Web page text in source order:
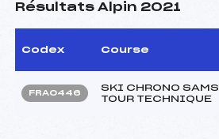
Résultats Alpin 2021
Codex Course
FRA0446
SKI CHRONO
TOUR TECHNIQUE